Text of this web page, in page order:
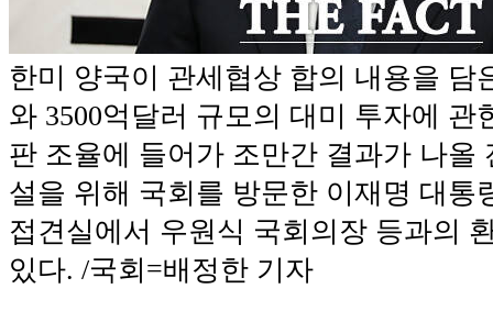
한미 양국이 관세협상 합의 내용을 담
와 3500억달러 규모의 대미 투자에 관
판 조율에 들어가 조만간 결과가 나올
설을 위해 국회를 방문한 이재명 대통
접견실에서 우원식 국회의장 등과의
있다. /국회=배정한 기자